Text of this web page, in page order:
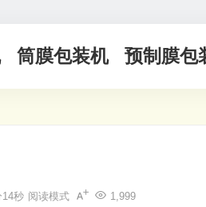
筒膜包装机 预制膜包
1,999
14秒 阅读模式